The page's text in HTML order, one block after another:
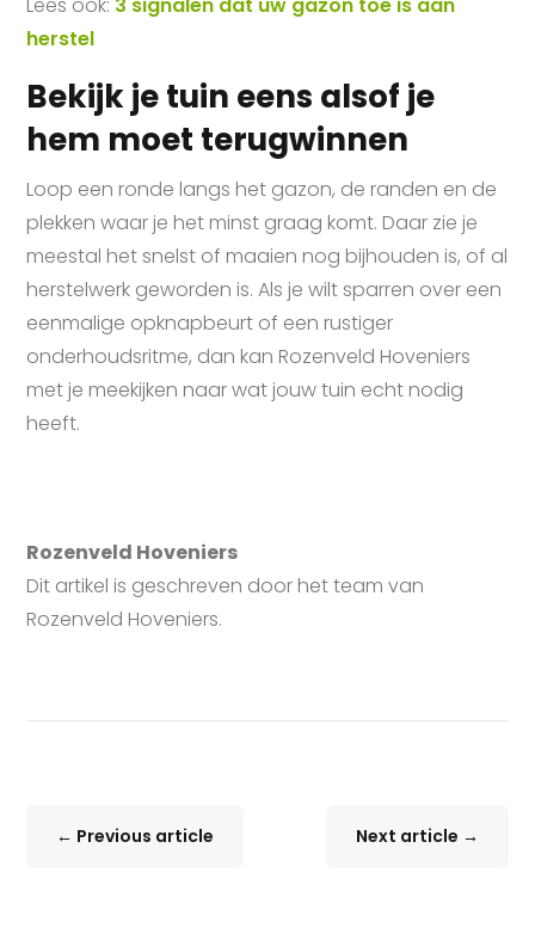
Lees ook: 3 signalen dat uw gazon toe is aan
herstel
Bekijk je tuin eens alsof je
hem moet terugwinnen
Loop een ronde langs het gazon, de randen en de
plekken waar je het minst graag komt. Daar zie je
meestal het snelst of maaien nog bijhouden is, of al
herstelwerk geworden is. Als je wilt sparren over een
eenmalige opknapbeurt of een rustiger
onderhoudsritme, dan kan Rozenveld Hoveniers
met je meekijken naar wat jouw tuin echt nodig
heeft.
Rozenveld Hoveniers
Dit artikel is geschreven door het team van
Rozenveld Hoveniers.
← Previous article Next article →